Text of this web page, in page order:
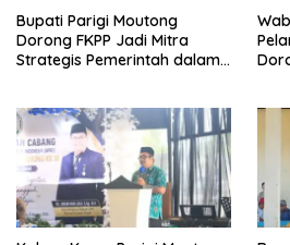
Bupati Parigi Moutong
Dorong FKPP Jadi Mitra
Strategis Pemerintah dalam